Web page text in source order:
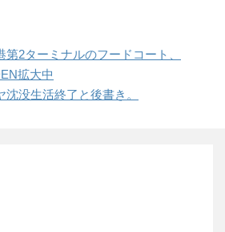
第2ターミナルのフードコート、
拡大中
沈没生活終了と後書き。